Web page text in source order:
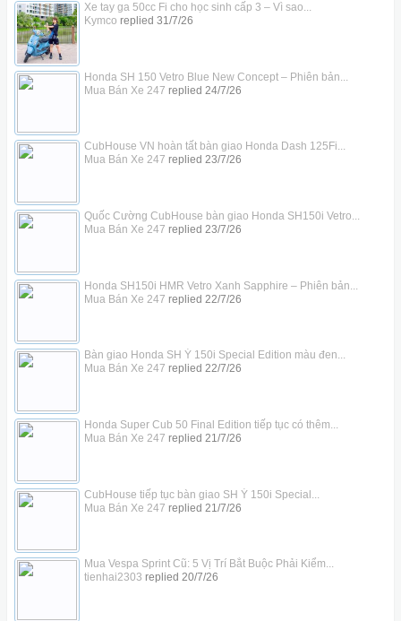
Xe tay ga 50cc Fi cho học sinh cấp 3 – Vì sao...
Kymco replied 31/7/26
Honda SH 150 Vetro Blue New Concept – Phiên bản...
Mua Bán Xe 247 replied 24/7/26
CubHouse VN hoàn tất bàn giao Honda Dash 125Fi...
Mua Bán Xe 247 replied 23/7/26
Quốc Cường CubHouse bàn giao Honda SH150i Vetro...
Mua Bán Xe 247 replied 23/7/26
Honda SH150i HMR Vetro Xanh Sapphire – Phiên bản...
Mua Bán Xe 247 replied 22/7/26
Bàn giao Honda SH Ý 150i Special Edition màu đen...
Mua Bán Xe 247 replied 22/7/26
Honda Super Cub 50 Final Edition tiếp tục có thêm...
Mua Bán Xe 247 replied 21/7/26
CubHouse tiếp tục bàn giao SH Ý 150i Special...
Mua Bán Xe 247 replied 21/7/26
Mua Vespa Sprint Cũ: 5 Vị Trí Bắt Buộc Phải Kiểm...
tienhai2303 replied 20/7/26